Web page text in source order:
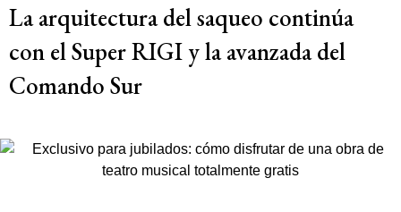
La arquitectura del saqueo continúa
con el Super RIGI y la avanzada del
Comando Sur